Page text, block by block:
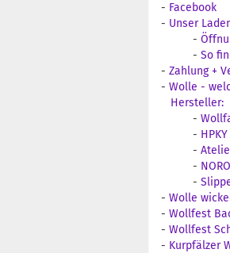
- Facebook
- Unser
-
- So
- Zahlung +
- Wolle -
Hersteller:
-
- HPKY
-
- NORO
-
- Wolle
- Wollfest
- Wollfest
- Kurpfälzer